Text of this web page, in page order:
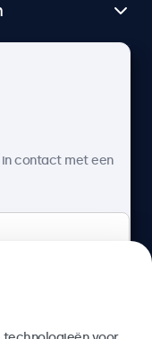
contact met een